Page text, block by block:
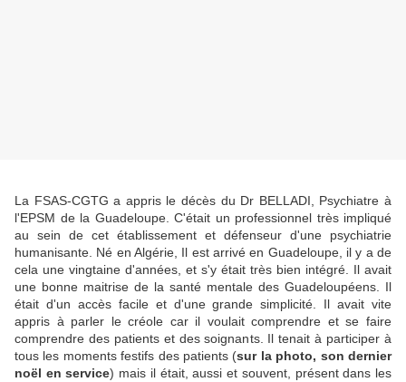
La FSAS-CGTG a appris le décès du Dr BELLADI, Psychiatre à
l'EPSM de la Guadeloupe. C'était un professionnel très impliqué
au sein de cet établissement et défenseur d'une psychiatrie
humanisante. Né en Algérie, Il est arrivé en Guadeloupe, il y a de
cela une vingtaine d'années, et s'y était très bien intégré. Il avait
une bonne maitrise de la santé mentale des Guadeloupéens. Il
était d'un accès facile et d'une grande simplicité. Il avait vite
appris à parler le créole car il voulait comprendre et se faire
comprendre des patients et des soignants. Il tenait à participer à
tous les moments festifs des patients (sur la photo, son dernier
noël en service) mais il était, aussi et souvent, présent dans les